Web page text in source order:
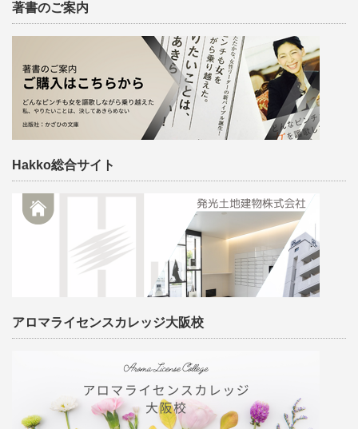
著書のご案内
Hakko総合サイト
アロマライセンスカレッジ大阪校